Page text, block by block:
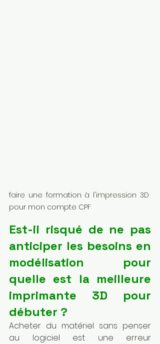
faire une formation à l'impression 3D
pour mon compte CPF
Est-il risqué de ne pas
anticiper les besoins en
modélisation pour
quelle est la meilleure
imprimante 3D pour
débuter ?
Acheter du matériel sans penser
au logiciel est une erreur